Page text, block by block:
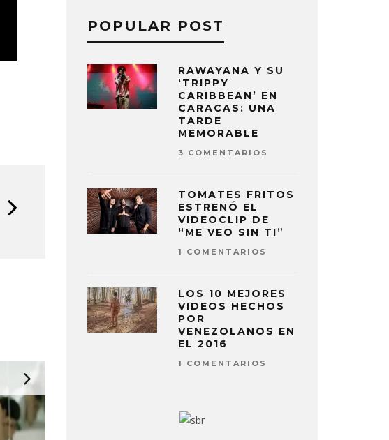
POPULAR POST
RAWAYANA Y SU
‘TRIPPY
CARIBBEAN’ EN
CARACAS: UNA
TARDE
MEMORABLE
3 COMENTARIOS
TOMATES FRITOS
ESTRENÓ EL
VIDEOCLIP DE
“ME VEO SIN TI”
1 COMENTARIOS
LOS 10 MEJORES
VIDEOS HECHOS
POR
VENEZOLANOS EN
EL 2016
1 COMENTARIOS